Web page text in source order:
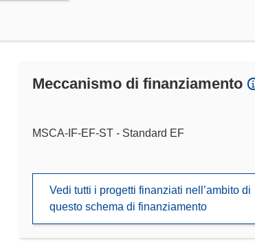
Meccanismo di finanziamento
MSCA-IF-EF-ST - Standard EF
Vedi tutti i progetti finanziati nell’ambito di
questo schema di finanziamento